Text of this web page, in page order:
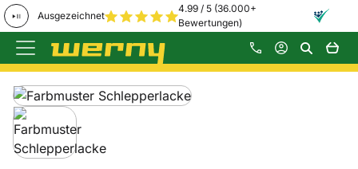
Ausgezeichnet
4.99 / 5 (36.000+
Bewertungen)
Zum Hauptinhalt springen
Produktgalerie
Zur Kaufbox springen